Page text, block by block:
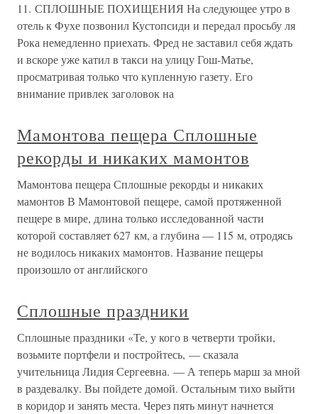
11. СПЛОШНЫЕ ПОХИЩЕНИЯ На следующее утро в
отель к Фухе позвонил Кустопсиди и передал просьбу ля
Рока немедленно приехать. Фред не заставил себя ждать
и вскоре уже катил в такси на улицу Гош-Матье,
просматривая только что купленную газету. Его
внимание привлек заголовок на
Мамонтова пещера Сплошные
рекорды и никаких мамонтов
Мамонтова пещера Сплошные рекорды и никаких
мамонтов В Мамонтовой пещере, самой протяженной
пещере в мире, длина только исследованной части
которой составляет 627 км, а глубина — 115 м, отродясь
не водилось никаких мамонтов. Название пещеры
произошло от английского
Сплошные праздники
Сплошные праздники «Те, у кого в четверти тройки,
возьмите портфели и постройтесь, — сказала
учительница Лидия Сергеевна. — А теперь марш за мной
в раздевалку. Вы пойдете домой. Остальным тихо выйти
в коридор и занять места. Через пять минут начнется